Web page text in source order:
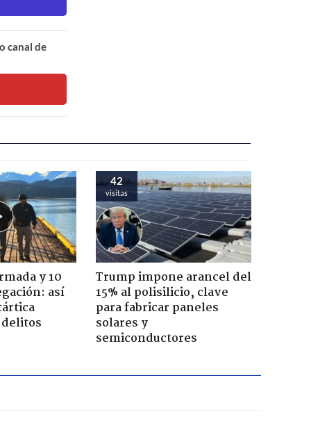
canal de
y 10
así
42
visitas
Trump impone arancel del
15% al polisilicio, clave
para fabricar paneles
solares y
semiconductores